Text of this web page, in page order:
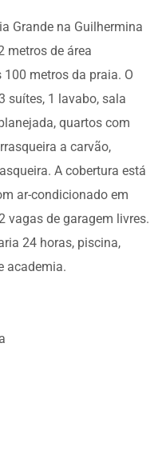
Grande na Guilhermina
metros de área
metros da praia. O
suítes, 1 lavabo, sala
quartos com
a carvão,
A cobertura está
ar-condicionado em
vagas de garagem livres.
24 horas, piscina,
academia.